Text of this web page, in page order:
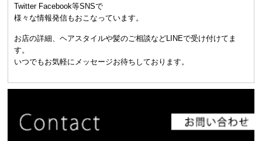
Twitter Facebook等SNSで
様々な情報発信もおこなっています。
お店の詳細、ヘアスタイルや髪のご相談などLINEで受け付けてま
す。
いつでもお気軽にメッセージお待ちしております。